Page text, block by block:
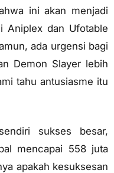
ini akan menjadi
Aniplex dan Ufotable
ada urgensi bagi
Demon Slayer lebih
tahu antusiasme itu
sukses besar,
mencapai 558 juta
apakah kesuksesan